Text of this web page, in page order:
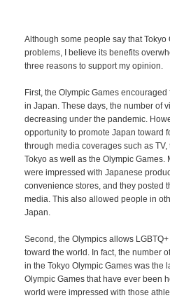
Although some people say that
problems, I believe its benefits
three reasons to support my opinion.
First, the Olympic Games
in Japan. These days, the number of
decreasing under the pandemic.
opportunity to promote Japan toward
through media coverages such as
Tokyo as well as the Olympic Games.
were impressed with Japanese
convenience stores, and they posted
media. This also allowed people in
Japan.
Second, the Olympics allows
toward the world. In fact, the number
in the Tokyo Olympic Games was the
Olympic Games that have ever been
world were impressed with those